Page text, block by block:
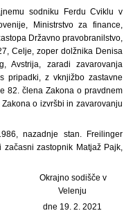
sodniku Ferdu Cviklu v
Ministrstvo za finance,
Državno pravobranilstvo,
Celje, zoper dolžnika Denisa
Avstrija, zaradi zavarovanja
pripadki, z vknjižbo zastavne
82. člena Zakona o pravdnem
o izvršbi in zavarovanju
nazadnje stan. Freilinger
začasni zastopnik Matjaž Pajk,
Okrajno sodišče v
Velenju
dne 19. 2. 2021